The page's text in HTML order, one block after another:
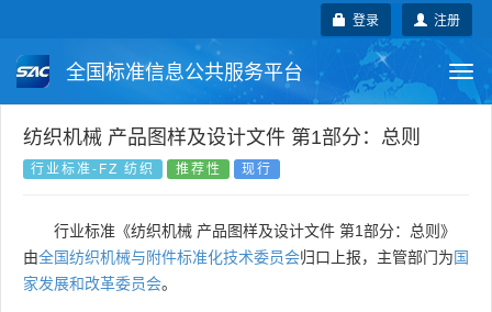
注册
登录
全国标准信息公共服务平台
国家标准 行业标准 地方标准
国外标准 技术委员会
纺织机械 产品图样及设计文件 第1部分：总则
行业标准-FZ 纺织 推荐性 现行
行业标准《纺织机械 产品图样及设计文件 第1部分：总则》
由全国纺织机械与附件标准化技术委员会归口上报，主管部门为国
家发展和改革委员会。